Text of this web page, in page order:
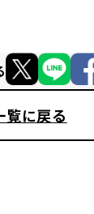
覧に戻る